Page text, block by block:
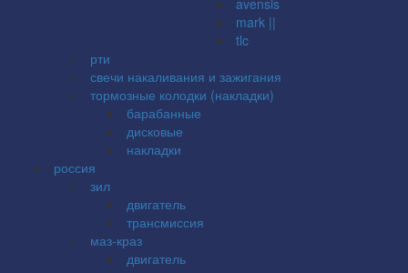
mark ||
tlc
рти
свечи накаливания и зажигания
тормозные колодки (накладки)
барабанные
дисковые
накладки
россия
зил
двигатель
трансмиссия
маз-краз
двигатель